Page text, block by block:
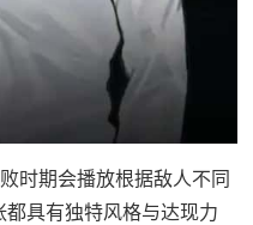
时期会播放根据敌人不同
具有独特风格与达现力